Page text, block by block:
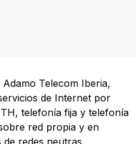
Telecom Iberia,
de Internet por
telefonía fija y telefonía
red propia y en